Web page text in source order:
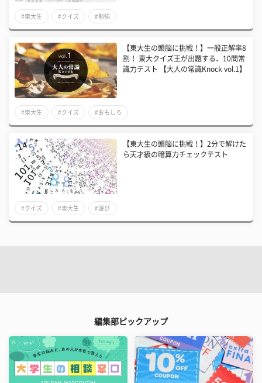
#東大生 #クイズ #勉強
【東大生の頭脳に挑戦！】一般正解率8
割！ 東大クイズ王が出題する、10問常
識力テスト 【大人の常識Knock vol.1】
#東大生 #クイズ #おもしろ
【東大生の頭脳に挑戦！】2分で解けた
ら天才級の暗算力チェックテスト
#クイズ #東大生 #遊び
編集部ピックアップ